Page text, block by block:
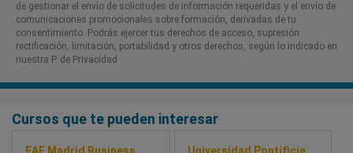
de gestionar el envío de solicitudes de información requeridas y el envío de
comunicaciones promocionales sobre formación, derivadas de tu
consentimiento. Podrás ejercer tus derechos de acceso, supresión
rectificación, limitación, portabilidad y otros derechos, según lo indicado en
nuestra P. de Privacidad​
Cursos que te pueden interesar